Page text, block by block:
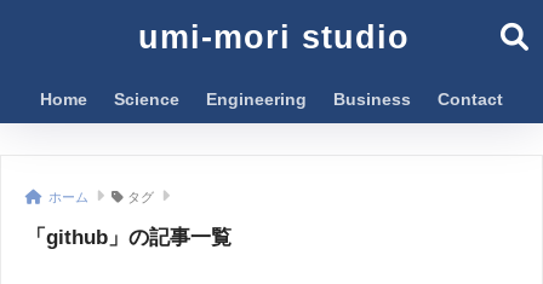
umi-mori studio
Home Science Engineering Business Contact
ホーム タグ
「github」の記事一覧